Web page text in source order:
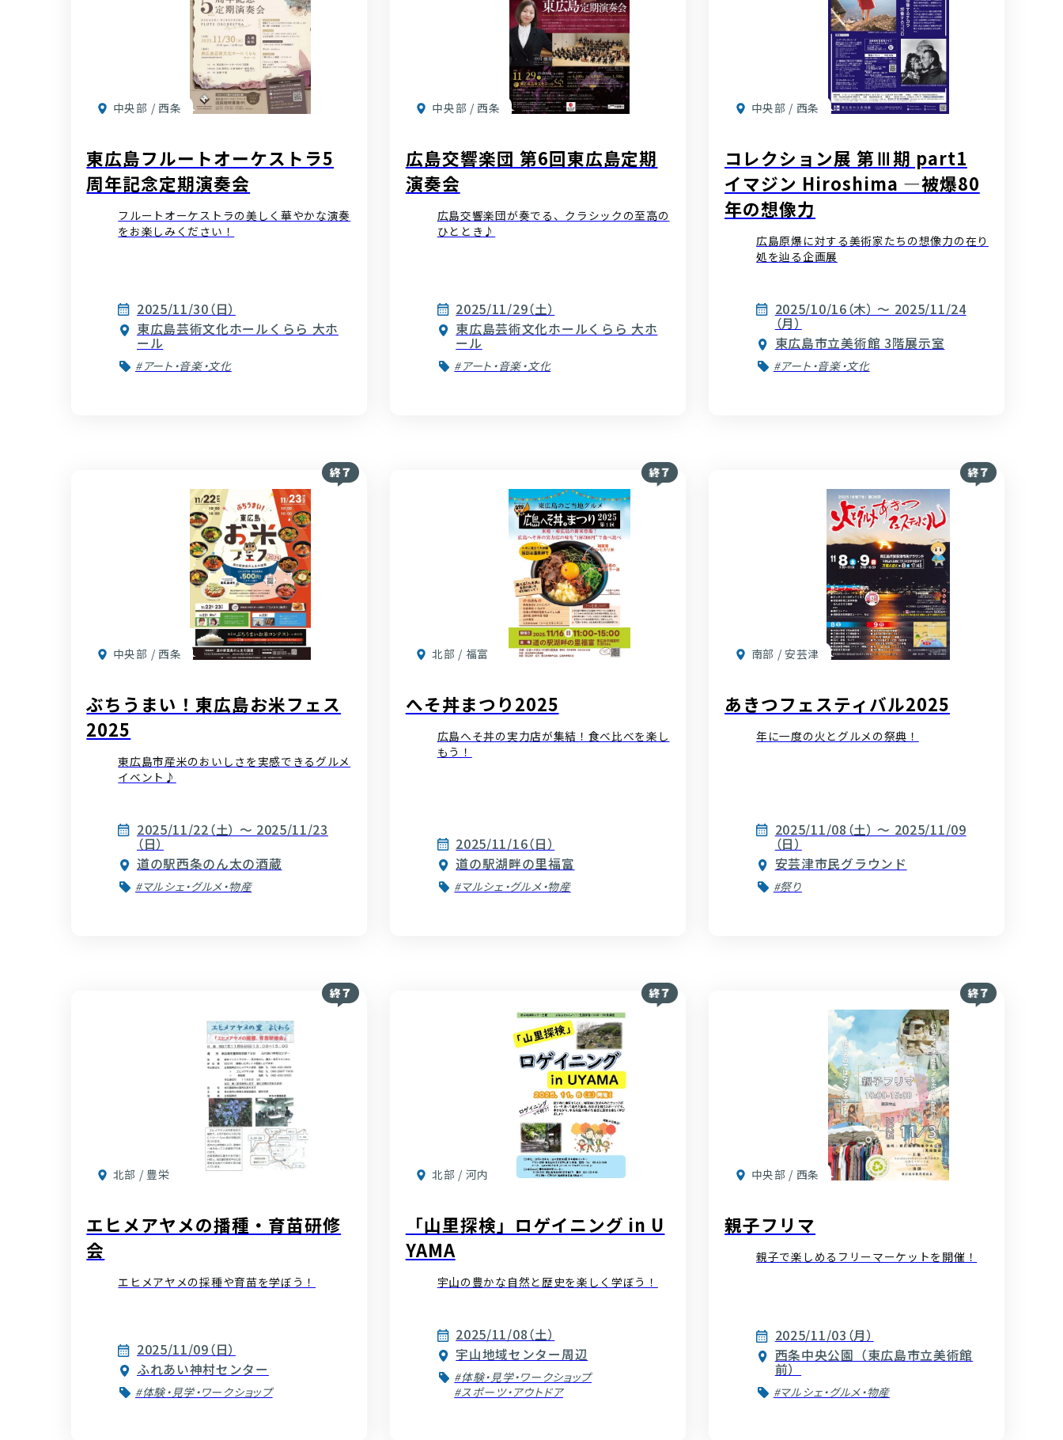
中央部 / 西条
東広島フルートオーケストラ5
周年記念定期演奏会
フルートオーケストラの美しく華やかな演奏
をお楽しみください！
2025/11/30（日）
東広島芸術文化ホールくらら 大ホ
ール
#アート・音楽・文化
中央部 / 西条
広島交響楽団 第6回東広島定期
演奏会
広島交響楽団が奏でる、クラシックの至高の
ひととき♪
2025/11/29（土）
東広島芸術文化ホールくらら 大ホ
ール
#アート・音楽・文化
中央部 / 西条
コレクション展 第Ⅲ期 part1
イマジン Hiroshima ―被爆80
年の想像力
広島原爆に対する美術家たちの想像力の在り
処を辿る企画展
2025/10/16（木） ～ 2025/11/24
（月）
東広島市立美術館 3階展示室
#アート・音楽・文化
中央部 / 西条
ぶちうまい！東広島お米フェス
2025
東広島市産米のおいしさを実感できるグルメ
イベント♪
2025/11/22（土） ～ 2025/11/23
（日）
道の駅西条のん太の酒蔵
#マルシェ・グルメ・物産
北部 / 福富
へそ丼まつり2025
広島へそ丼の実力店が集結！食べ比べを楽し
もう！
2025/11/16（日）
道の駅湖畔の里福富
#マルシェ・グルメ・物産
南部 / 安芸津
あきつフェスティバル2025
年に一度の火とグルメの祭典！
2025/11/08（土） ～ 2025/11/09
（日）
安芸津市民グラウンド
#祭り
北部 / 豊栄
エヒメアヤメの播種・育苗研修
会
エヒメアヤメの採種や育苗を学ぼう！
2025/11/09（日）
ふれあい神村センター
#体験・見学・ワークショップ
北部 / 河内
「山里探検」ロゲイニング in U
YAMA
宇山の豊かな自然と歴史を楽しく学ぼう！
2025/11/08（土）
宇山地域センター周辺
#体験・見学・ワークショップ
#スポーツ・アウトドア
中央部 / 西条
親子フリマ
親子で楽しめるフリーマーケットを開催！
2025/11/03（月）
西条中央公園（東広島市立美術館
前）
#マルシェ・グルメ・物産